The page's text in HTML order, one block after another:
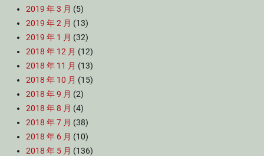
2019 年 3 月 (5)
2019 年 2 月 (13)
2019 年 1 月 (32)
2018 年 12 月 (12)
2018 年 11 月 (13)
2018 年 10 月 (15)
2018 年 9 月 (2)
2018 年 8 月 (4)
2018 年 7 月 (38)
2018 年 6 月 (10)
2018 年 5 月 (136)